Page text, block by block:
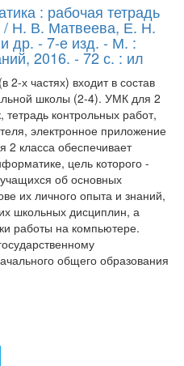
: рабочая тетрадь
/ Н. В. Матвеева, Е. Н.
др. - 7-е изд. - М. :
2016. - 72 с. : ил
2-х частях) входит в состав
школы (2-4). УМК для 2
тетрадь контрольных работ,
электронное приложение
2 класса обеспечивает
цель которого -
об основных
их личного опыта и знаний,
школьных дисциплин, а
работы на компьютере.
общего образования